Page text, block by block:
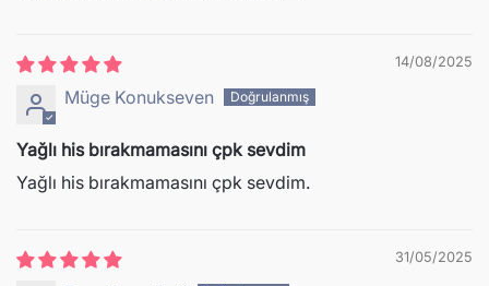
14/08/2025
Müge Konukseven
Yağlı his bırakmamasını çpk sevdim
Yağlı his bırakmamasını çpk sevdim.
31/05/2025